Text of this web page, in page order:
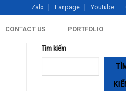
Zalo Fanpage Youtube
CONTACT US PORTFOLIO
Tìm kiếm